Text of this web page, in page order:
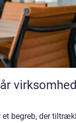
begreb, der